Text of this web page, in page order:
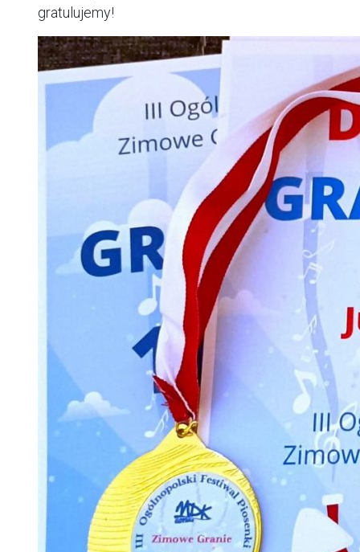
gratulujemy!